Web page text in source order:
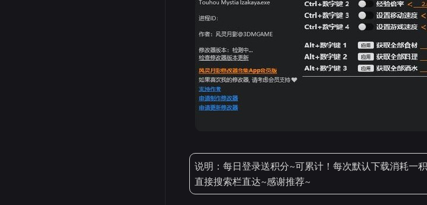
说明：每日登录送积分~可累计！每次默认下载消耗一
直接搜索栏直达~感谢推荐~